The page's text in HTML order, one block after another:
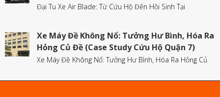
Đại Tu Xe Air Blade: Từ Cứu Hộ Đến Hồi Sinh Tại
Xe Máy Đề Không Nổ: Tưởng Hư Bình, Hóa Ra
Hỏng Củ Đề (Case Study Cứu Hộ Quận 7)
Xe Máy Đề Không Nổ: Tưởng Hư Bình, Hóa Ra Hỏng Củ